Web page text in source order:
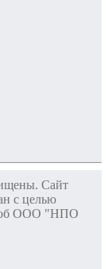
Сайт
с целью
об ООО "НПО